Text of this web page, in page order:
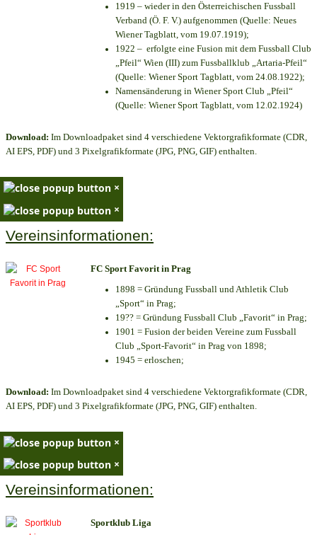
1919 – wieder in den Österreichischen Fussball
Verband (Ö. F. V.) aufgenommen (Quelle: Neues
Wiener Tagblatt, vom 19.07.1919);
1922 – erfolgte eine Fusion mit dem Fussball Club
„Pfeil“ Wien (III) zum Fussballklub „Artaria-Pfeil“
(Quelle: Wiener Sport Tagblatt, vom 24.08.1922);
Namensänderung in Wiener Sport Club „Pfeil“
(Quelle: Wiener Sport Tagblatt, vom 12.02.1924)
Download: Im Downloadpaket sind 4 verschiedene Vektorgrafikformate (CDR,
AI EPS, PDF) und 3 Pixelgrafikformate (JPG, PNG, GIF) enthalten.
×
×
Vereinsinformationen:
FC Sport Favorit in Prag
1898 = Gründung Fussball und Athletik Club
„Sport“ in Prag;
19?? = Gründung Fussball Club „Favorit“ in Prag;
1901 = Fusion der beiden Vereine zum Fussball
Club „Sport-Favorit“ in Prag von 1898;
1945 = erloschen;
Download: Im Downloadpaket sind 4 verschiedene Vektorgrafikformate (CDR,
AI EPS, PDF) und 3 Pixelgrafikformate (JPG, PNG, GIF) enthalten.
×
×
Vereinsinformationen:
Sportklub Liga